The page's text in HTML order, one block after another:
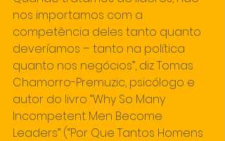
nos importamos com a
competência deles tanto quanto
deveríamos – tanto na política
quanto nos negócios”, diz Tomas
Chamorro-Premuzic, psicólogo e
autor do livro “Why So Many
Incompetent Men Become
Leaders” (“Por Que Tantos Homens